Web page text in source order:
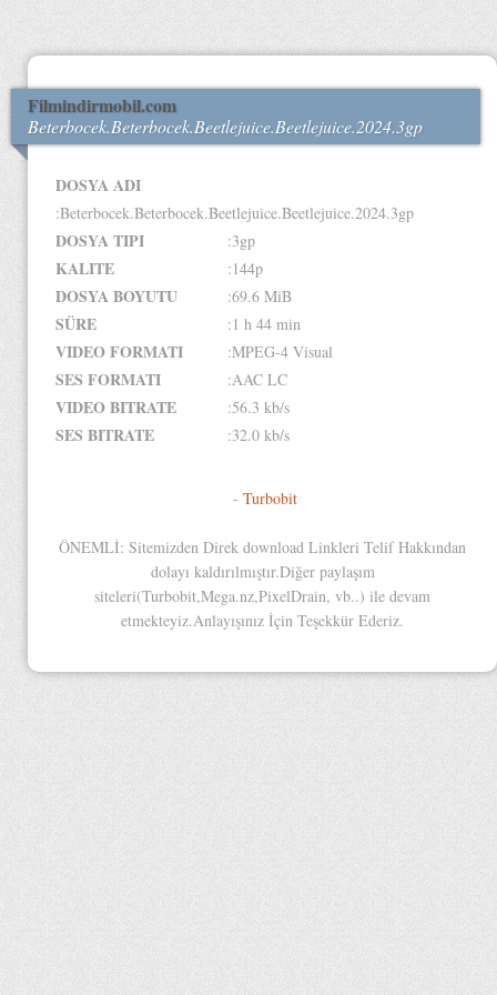
Filmindirmobil.com
Beterbocek.Beterbocek.Beetlejuice.Beetlejuice.2024.3gp
DOSYA ADI
:Beterbocek.Beterbocek.Beetlejuice.Beetlejuice.2024.3gp
DOSYA TIPI :3gp
KALITE :144p
DOSYA BOYUTU :69.6 MiB
SÜRE :1 h 44 min
VIDEO FORMATI :MPEG-4 Visual
SES FORMATI :AAC LC
VIDEO BITRATE :56.3 kb/s
SES BITRATE :32.0 kb/s
- Turbobit
ÖNEMLİ: Sitemizden Direk download Linkleri Telif Hakkından
dolayı kaldırılmıştır.Diğer paylaşım
siteleri(Turbobit,Mega.nz,PixelDrain, vb..) ile devam
etmekteyiz.Anlayışınız İçin Teşekkür Ederiz.